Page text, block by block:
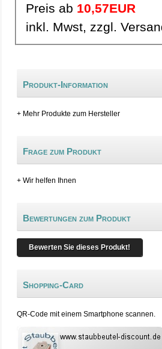
Preis ab 10,57EUR
inkl. Mwst, zzgl.
Produkt-Information
+ Mehr Produkte zum Hersteller
Frage zum Produkt
+ Wir helfen Ihnen
Bewertungen zum Produkt
Bewerten Sie dieses Produkt!
Shopping-Card
QR-Code mit einem Smartphone scannen.